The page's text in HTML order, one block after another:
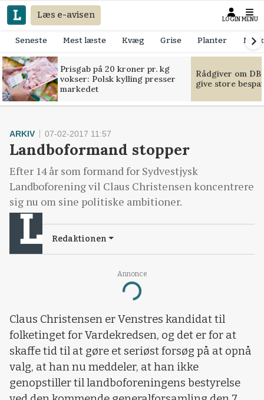
Læs e-avisen LOGIN MENU
Seneste Mest læste Kvæg Grise Planter
Prisgab på 20 kroner pr. kg
vokser: Polsk kylling presser
markedet
Rådgiver om
give store
Annonce
Loading...
ARKIV 07-02-2017 11:57
Landboformand stopper
Efter 14 år som formand for Sydvestjysk
Landboforening vil Claus Christensen koncentrere
sig nu om sine politiske ambitioner.
Redaktionen
Claus Christensen er Venstres kandidat til
folketinget for Vardekredsen, og det er for at
skaffe tid til at gøre et seriøst forsøg på at opnå
valg, at han nu meddeler, at han ikke
genopstiller til landboforeningens bestyrelse